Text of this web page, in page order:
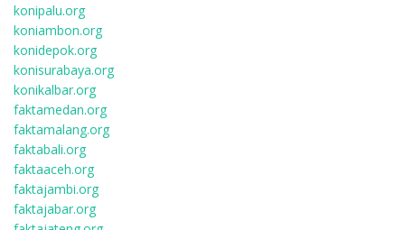
konipalu.org
koniambon.org
konidepok.org
konisurabaya.org
konikalbar.org
faktamedan.org
faktamalang.org
faktabali.org
faktaaceh.org
faktajambi.org
faktajabar.org